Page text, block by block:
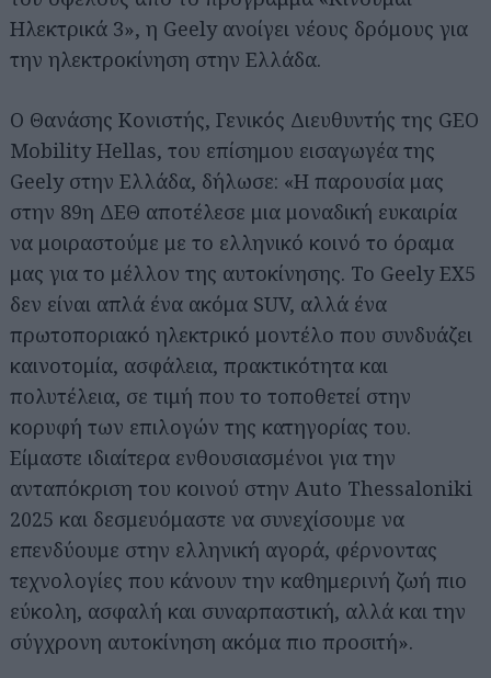
Ηλεκτρικά 3», η Geely ανοίγει νέους δρόμους για
την ηλεκτροκίνηση στην Ελλάδα.
Ο Θανάσης Κονιστής, Γενικός Διευθυντής της GEO
Mobility Hellas, του επίσημου εισαγωγέα της
Geely στην Ελλάδα, δήλωσε: «Η παρουσία μας
στην 89η ΔΕΘ αποτέλεσε μια μοναδική ευκαιρία
να μοιραστούμε με το ελληνικό κοινό το όραμα
μας για το μέλλον της αυτοκίνησης. Το Geely EX5
δεν είναι απλά ένα ακόμα SUV, αλλά ένα
πρωτοποριακό ηλεκτρικό μοντέλο που συνδυάζει
καινοτομία, ασφάλεια, πρακτικότητα και
πολυτέλεια, σε τιμή που το τοποθετεί στην
κορυφή των επιλογών της κατηγορίας του.
Είμαστε ιδιαίτερα ενθουσιασμένοι για την
ανταπόκριση του κοινού στην Auto Thessaloniki
2025 και δεσμευόμαστε να συνεχίσουμε να
επενδύουμε στην ελληνική αγορά, φέρνοντας
τεχνολογίες που κάνουν την καθημερινή ζωή πιο
εύκολη, ασφαλή και συναρπαστική, αλλά και την
σύγχρονη αυτοκίνηση ακόμα πιο προσιτή».